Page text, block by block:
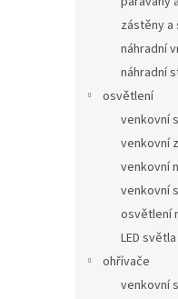
zástěny a
náhradní
náhradní
osvětlení
venkovní
venkovní
venkovní
venkovní
osvětlení
LED světla
ohřívače
venkovní